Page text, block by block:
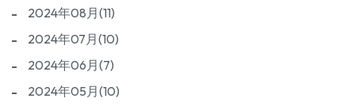
2024年08月(11)
2024年07月(10)
2024年06月(7)
2024年05月(10)